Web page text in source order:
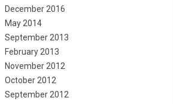
December 2016
May 2014
September 2013
February 2013
November 2012
October 2012
September 2012